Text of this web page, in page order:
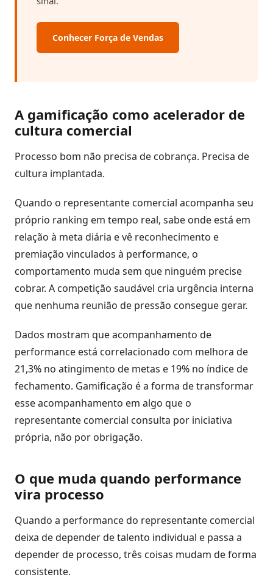
Conhecer Força de Vendas
A gamificação como acelerador de
cultura comercial
Processo bom não precisa de cobrança. Precisa de
cultura implantada.
Quando o representante comercial acompanha seu
próprio ranking em tempo real, sabe onde está em
relação à meta diária e vê reconhecimento e
premiação vinculados à performance, o
comportamento muda sem que ninguém precise
cobrar. A competição saudável cria urgência interna
que nenhuma reunião de pressão consegue gerar.
Dados mostram que acompanhamento de
performance está correlacionado com melhora de
21,3% no atingimento de metas e 19% no índice de
fechamento. Gamificação é a forma de transformar
esse acompanhamento em algo que o
representante comercial consulta por iniciativa
própria, não por obrigação.
O que muda quando performance
vira processo
Quando a performance do representante comercial
deixa de depender de talento individual e passa a
depender de processo, três coisas mudam de forma
consistente.